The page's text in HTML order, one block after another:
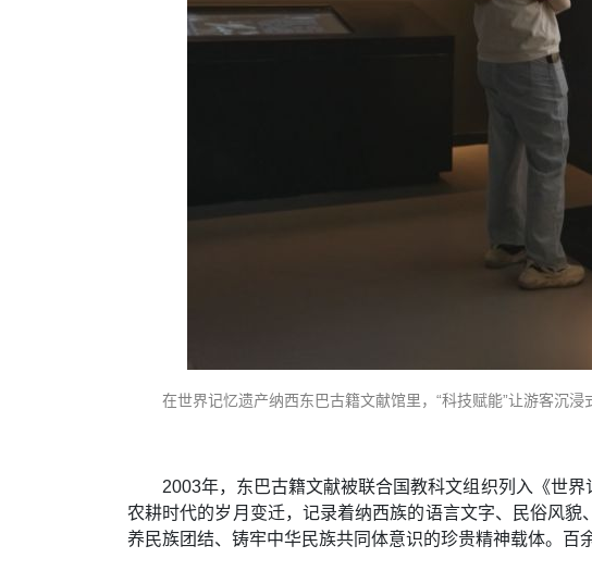
在世界记忆遗产纳西东巴古籍文献馆里，“科技赋能”让游客沉
2003年，东巴古籍文献被联合国教科文组织列入《世
农耕时代的岁月变迁，记录着纳西族的语言文字、民俗风
养民族团结、铸牢中华民族共同体意识的珍贵精神载体。百